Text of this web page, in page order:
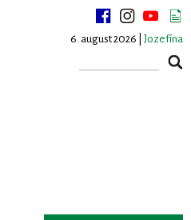
6. august 2026 | Jozefína